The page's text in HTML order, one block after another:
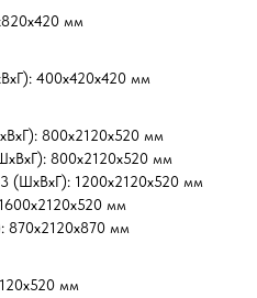
мм
400х420х420 мм
800х2120х520 мм
800х2120х520 мм
1200х2120х520 мм
мм
мм
мм